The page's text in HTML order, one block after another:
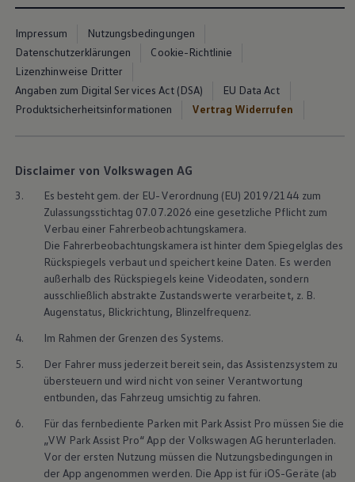
Über Ihr Auto
Kundeninformationen
Volkswagen Kundenbetreuung
Warn- und Kontrollleuchten
Assistenzsysteme
Digitale Betriebsanleitung
Live Beratung
Magazin
Elektromobilität
Volkswagen R
Pannen- und Unfallhilfe
Volkswagen Kundenbetreuung
Impressum
Nutzungsbedingungen
Datenschutzerklärungen
Cookie-Richtlinie
Lizenzhinweise Dritter
Angaben zum Digital Services Act (DSA)
EU Data Act
Produktsicherheitsinformationen
Vertrag Widerrufen
Disclaimer von Volkswagen AG
3.
Es besteht gem. der EU-Verordnung (EU) 2019/2144 zum
Zulassungsstichtag 07.07.2026 eine gesetzliche Pflicht zum
Verbau einer Fahrerbeobachtungskamera.
Die Fahrerbeobachtungskamera ist hinter dem Spiegelglas des
Rückspiegels verbaut und speichert keine Daten. Es werden
außerhalb des Rückspiegels keine Videodaten, sondern
ausschließlich abstrakte Zustandswerte verarbeitet, z. B.
Augenstatus, Blickrichtung, Blinzelfrequenz.
4.
Im Rahmen der Grenzen des Systems.
5.
Der Fahrer muss jederzeit bereit sein, das Assistenzsystem zu
übersteuern und wird nicht von seiner Verantwortung
entbunden, das Fahrzeug umsichtig zu fahren.
6.
Für das fernbediente Parken mit Park Assist Pro müssen Sie die
„VW Park Assist Pro“ App der Volkswagen AG herunterladen.
Vor der ersten Nutzung müssen die Nutzungsbedingungen in
der App angenommen werden. Die App ist für iOS-Geräte (ab